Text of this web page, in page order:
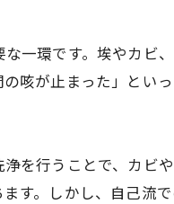
一環です。埃やカビ
咳が止まった」とい
を行うことで、カビ
す。しかし、自己流